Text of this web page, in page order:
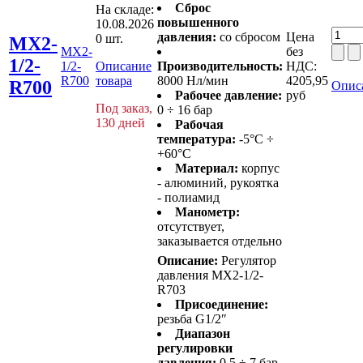
MX2-
1/2-
R700
MX2-
1/2-
R700
На складе:
10.08.2026
0 шт.
Описание
товара
Под заказ,
130 дней
Сброс
повышенного
давления: со сбросом
Производительность:
8000 Нл/мин
Рабочее давление:
0 ÷ 16 бар
Рабочая
температура: -5°C ÷
+60°C
Материал: корпус
- алюминий, рукоятка
- полиамид
Манометр:
отсутствует,
заказывается отдельно
Цена
без
НДС:
4205,95
руб
Описание: Регулятор
давления MX2-1/2-
R703
Присоединение:
резьба G1/2″
Диапазон
регулировки